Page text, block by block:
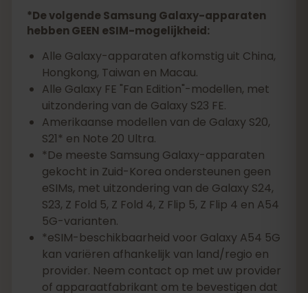
*De volgende Samsung Galaxy-apparaten
hebben GEEN eSIM-mogelijkheid:
Alle Galaxy-apparaten afkomstig uit China,
Hongkong, Taiwan en Macau.
Alle Galaxy FE "Fan Edition"-modellen, met
uitzondering van de Galaxy S23 FE.
Amerikaanse modellen van de Galaxy S20,
S21* en Note 20 Ultra.
*De meeste Samsung Galaxy-apparaten
gekocht in Zuid-Korea ondersteunen geen
eSIMs, met uitzondering van de Galaxy S24,
S23, Z Fold 5, Z Fold 4, Z Flip 5, Z Flip 4 en A54
5G-varianten.
*eSIM-beschikbaarheid voor Galaxy A54 5G
kan variëren afhankelijk van land/regio en
provider. Neem contact op met uw provider
of apparaatfabrikant om te bevestigen dat